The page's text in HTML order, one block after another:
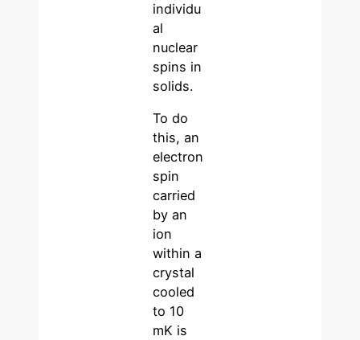
individu
al
nuclear
spins in
solids.
To do
this, an
electron
spin
carried
by an
ion
within a
crystal
cooled
to 10
mK is